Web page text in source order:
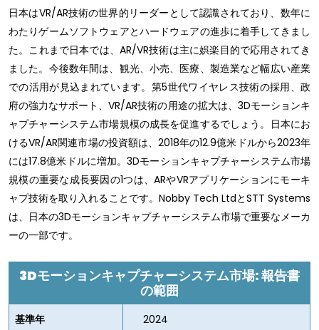
日本はVR/AR技術の世界的リーダーとして認識されており、数年に
わたりゲームソフトウェアとハードウェアの進歩に着手してきまし
た。これまで日本では、AR/VR技術は主に娯楽目的で応用されてき
ました。今後数年間は、観光、小売、医療、製造業など幅広い産業
での活用が見込まれています。第5世代ワイヤレス技術の採用、政
府の強力なサポート、VR/AR技術の用途の拡大は、3Dモーションキ
ャプチャーシステム市場規模の成長を促進するでしょう。日本にお
けるVR/AR関連市場の投資額は、2018年の12.9億米ドルから2023年
には17.8億米ドルに増加。3Dモーションキャプチャーシステム市場
規模の重要な成長要因の1つは、ARやVRアプリケーションにモーキ
ャプ技術を取り入れることです。Nobby Tech LtdとSTT Systems
は、日本の3Dモーションキャプチャーシステム市場で重要なメーカ
ーの一部です。
3Dモーションキャプチャーシステム市場: 報告書
の範囲
基準年 2024